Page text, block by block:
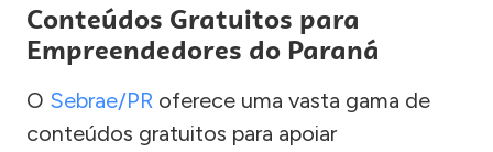
Conteúdos Gratuitos para
Empreendedores do Paraná
O Sebrae/PR oferece uma vasta gama de
conteúdos gratuitos para apoiar